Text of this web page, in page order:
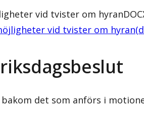
vid tvister om hyran
vid tvister om hyran(
bakom det som anförs i